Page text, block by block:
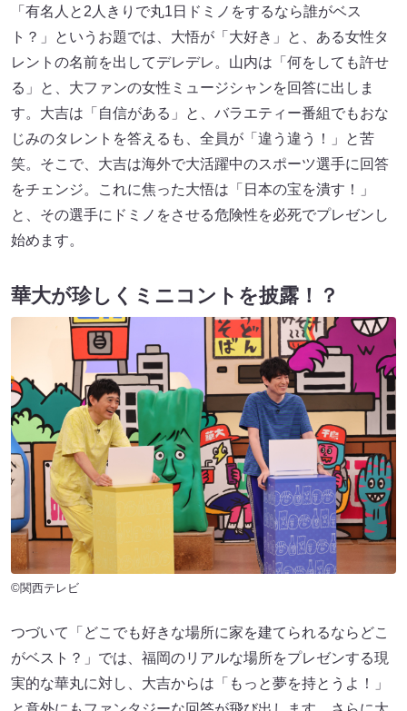
「有名人と2人きりで丸1日ドミノをするなら誰がベス
ト？」というお題では、大悟が「大好き」と、ある女性タ
レントの名前を出してデレデレ。山内は「何をしても許せ
る」と、大ファンの女性ミュージシャンを回答に出しま
す。大吉は「自信がある」と、バラエティー番組でもおな
じみのタレントを答えるも、全員が「違う違う！」と苦
笑。そこで、大吉は海外で大活躍中のスポーツ選手に回答
をチェンジ。これに焦った大悟は「日本の宝を潰す！」
と、その選手にドミノをさせる危険性を必死でプレゼンし
始めます。
華大が珍しくミニコントを披露！？
©関西テレビ
つづいて「どこでも好きな場所に家を建てられるならどこ
がベスト？」では、福岡のリアルな場所をプレゼンする現
実的な華丸に対し、大吉からは「もっと夢を持とうよ！」